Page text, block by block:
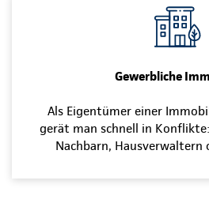
Gewerbliche
Als Eigentümer einer
gerät man schnell in
Nachbarn, Hausverwaltern